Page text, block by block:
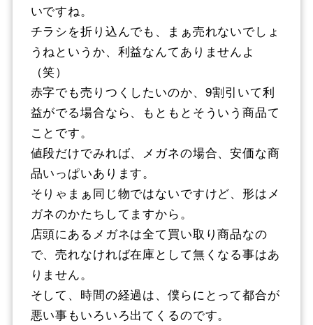
いですね。
チラシを折り込んでも、まぁ売れないでしょ
うねというか、利益なんてありませんよ
（笑）
赤字でも売りつくしたいのか、9割引いて利
益がでる場合なら、もともとそういう商品て
ことです。
値段だけでみれば、メガネの場合、安価な商
品いっぱいあります。
そりゃまぁ同じ物ではないですけど、形はメ
ガネのかたちしてますから。
店頭にあるメガネは全て買い取り商品なの
で、売れなければ在庫として無くなる事はあ
りません。
そして、時間の経過は、僕らにとって都合が
悪い事もいろいろ出てくるのです。